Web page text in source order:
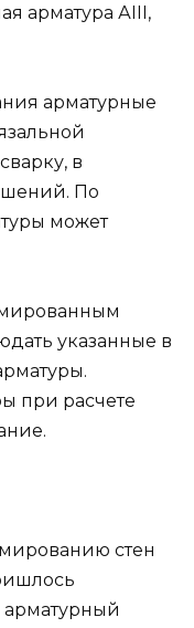
арматура АIII,
арматурные
в
По
может
указанные в
при расчете
стен
арматурный